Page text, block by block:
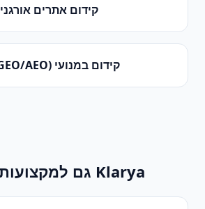
קידום אתרים אורגני
קידום במנועי AI (GEO/AEO)
Klarya גם למקצועות דומים